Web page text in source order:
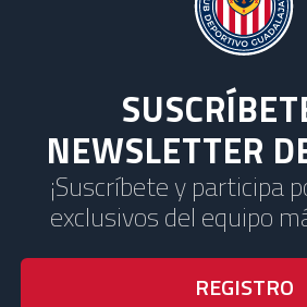
NEWSLETTER
¡Suscríbete y participa
exclusivos del equipo